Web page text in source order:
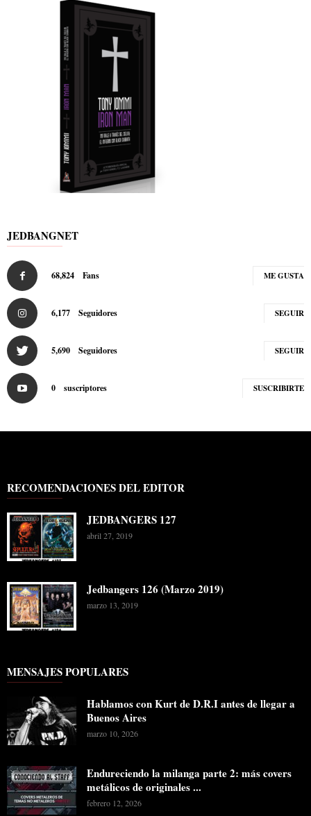
JEDBANGNET
68,824 Fans ME GUSTA
6,177 Seguidores SEGUIR
5,690 Seguidores SEGUIR
0 suscriptores SUSCRIBIRTE
RECOMENDACIONES DEL EDITOR
JEDBANGERS 127
abril 27, 2019
Jedbangers 126 (Marzo 2019)
marzo 13, 2019
MENSAJES POPULARES
Hablamos con Kurt de D.R.I antes de llegar a
Buenos Aires
marzo 10, 2026
Endureciendo la milanga parte 2: más covers
metálicos de originales ...
febrero 12, 2026